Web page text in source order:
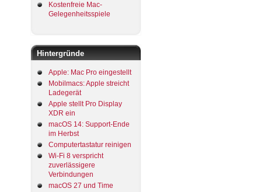
Kostenfreie Mac-
Gelegenheitsspiele
Hintergründe
Apple: Mac Pro eingestellt
Mobilmacs: Apple streicht
Ladegerät
Apple stellt Pro Display
XDR ein
macOS 14: Support-Ende
im Herbst
Computertastatur reinigen
Wi-Fi 8 verspricht
zuverlässigere
Verbindungen
macOS 27 und Time